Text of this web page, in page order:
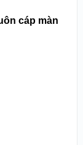
cáp màn